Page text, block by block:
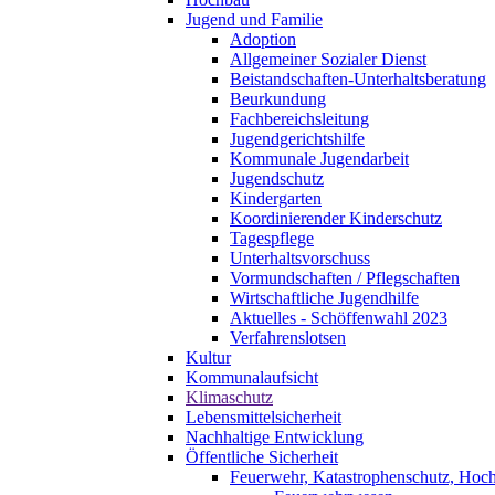
Jugend und Familie
Adoption
Allgemeiner Sozialer Dienst
Beistandschaften-Unterhaltsberatung
Beurkundung
Fachbereichsleitung
Jugendgerichtshilfe
Kommunale Jugendarbeit
Jugendschutz
Kindergarten
Koordinierender Kinderschutz
Tagespflege
Unterhaltsvorschuss
Vormundschaften / Pflegschaften
Wirtschaftliche Jugendhilfe
Aktuelles - Schöffenwahl 2023
Verfahrenslotsen
Kultur
Kommunalaufsicht
Klimaschutz
Lebensmittelsicherheit
Nachhaltige Entwicklung
Öffentliche Sicherheit
Feuerwehr, Katastrophenschutz,